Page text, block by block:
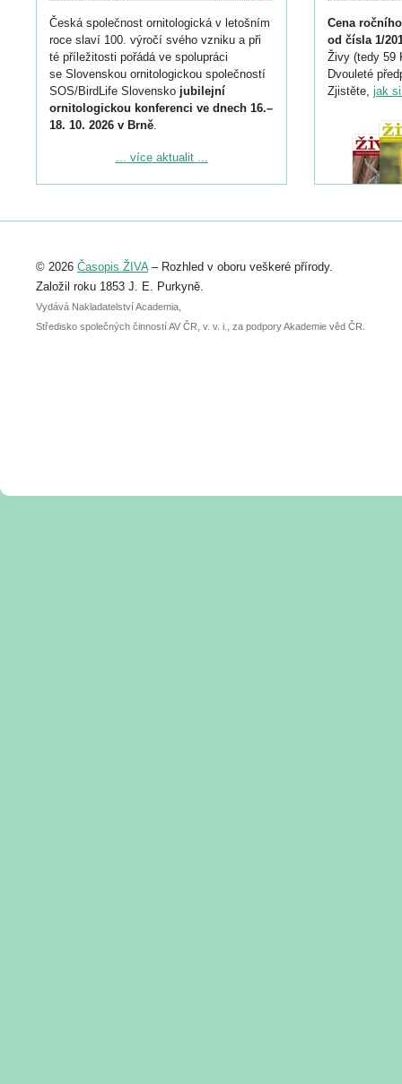
Česká společnost ornitologická v letošním
roce slaví 100. výročí svého vzniku a při
té příležitosti pořádá ve spolupráci
se Slovenskou ornitologickou společností
SOS/BirdLife Slovensko jubilejní
ornitologickou konferenci ve dnech 16.–
18. 10. 2026 v Brně.
Podrobnější informace ke konferenci
Registrovat se můžete do 6. září.
abstraktu přihlášené přednášky nebo
posteru je už 30. června.
... více aktualit ...
Cena
od čísla 1/
Živy (tedy 59
Dvouleté
Zjistěte, jak
© 2026 Časopis ŽIVA– Rozhled v oboru veškeré přírody.
Založil roku 1853 J. E. Purkyně.
Vydává Nakladatelství Academia,
Středisko společných činností AV ČR, v. v. i., za podpory Akademie věd ČR.